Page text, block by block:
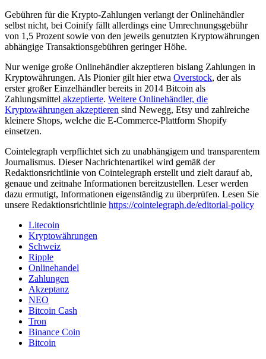
Gebühren für die Krypto-Zahlungen verlangt der Onlinehändler
selbst nicht, bei Coinify fällt allerdings eine Umrechnungsgebühr
von 1,5 Prozent sowie von den jeweils genutzten Kryptowährungen
abhängige Transaktionsgebühren geringer Höhe.
Nur wenige große Onlinehändler akzeptieren bislang Zahlungen in
Kryptowährungen. Als Pionier gilt hier etwa Overstock, der als
erster großer Einzelhändler bereits in 2014 Bitcoin als
Zahlungsmittel akzeptierte. Weitere Onlinehändler, die
Kryptowährungen akzeptieren sind Newegg, Etsy und zahlreiche
kleinere Shops, welche die E-Commerce-Plattform Shopify
einsetzen.
Cointelegraph verpflichtet sich zu unabhängigem und transparentem
Journalismus. Dieser Nachrichtenartikel wird gemäß der
Redaktionsrichtlinie von Cointelegraph erstellt und zielt darauf ab,
genaue und zeitnahe Informationen bereitzustellen. Leser werden
dazu ermutigt, Informationen eigenständig zu überprüfen. Lesen Sie
unsere Redaktionsrichtlinie https://cointelegraph.de/editorial-policy
Litecoin
Kryptowährungen
Schweiz
Ripple
Onlinehandel
Zahlungen
Akzeptanz
NEO
Bitcoin Cash
Tron
Binance Coin
Bitcoin